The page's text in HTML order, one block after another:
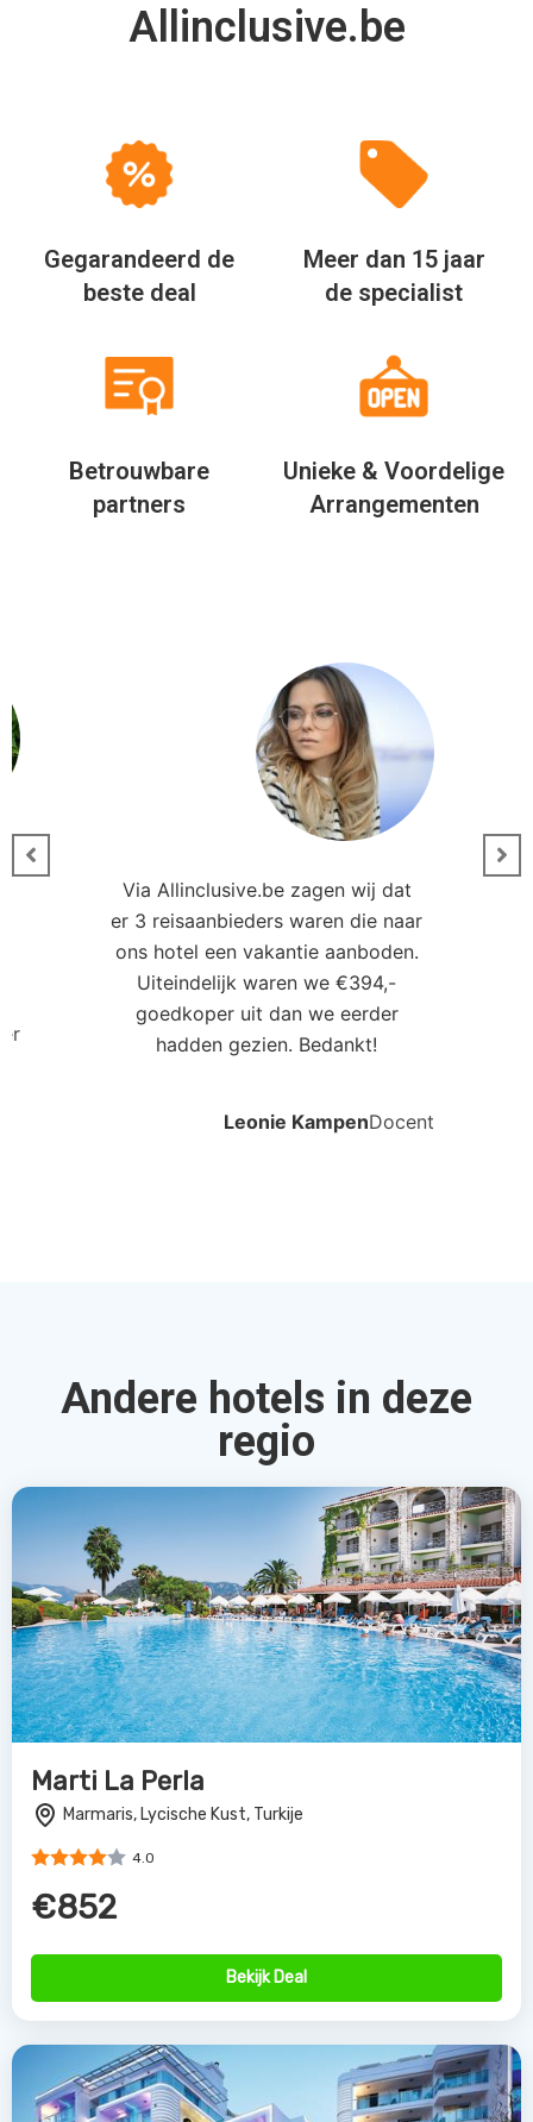
Allinclusive.be
Gegarandeerd de
beste deal
Meer dan 15 jaar
de specialist
Betrouwbare
partners
Unieke & Voordelige
Arrangementen
Via Allinclusive.be zagen wij dat
er 3 reisaanbieders waren die naar
ons hotel een vakantie aanboden.
Uiteindelijk waren we €394,-
goedkoper uit dan we eerder
hadden gezien. Bedankt!
Leonie KampenDocent
Andere hotels in deze
regio
Marti La Perla
Marmaris, Lycische Kust, Turkije
4.0
€852
Bekijk Deal